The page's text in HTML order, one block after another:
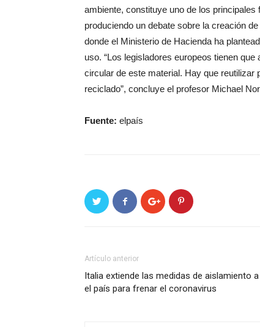
ambiente, constituye uno de los
produciendo un debate sobre la creación
donde el Ministerio de Hacienda ha
uso. “Los legisladores europeos tienen
circular de este material. Hay que
reciclado”, concluye el profesor Michael
Fuente: elpaís
Artículo anterior
Italia extiende las medidas de aislamiento
el país para frenar el coronavirus